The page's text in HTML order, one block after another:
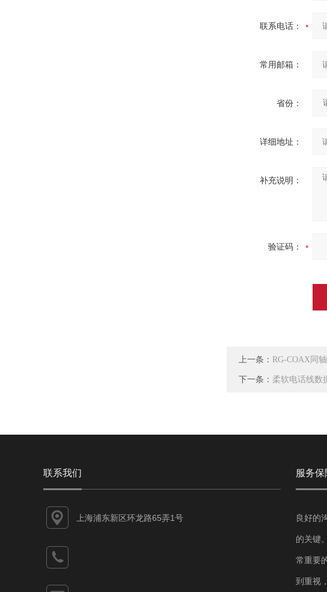
联系电话：
常用邮箱：
省份：
详细地址：
补充说明：
验证码：
上一条： RG-COAX同
下一条： 柔软电话线数
联系我们
上海浦东新区环龙路65弄1号
服务保
良好的
的关键
常重要
到重视